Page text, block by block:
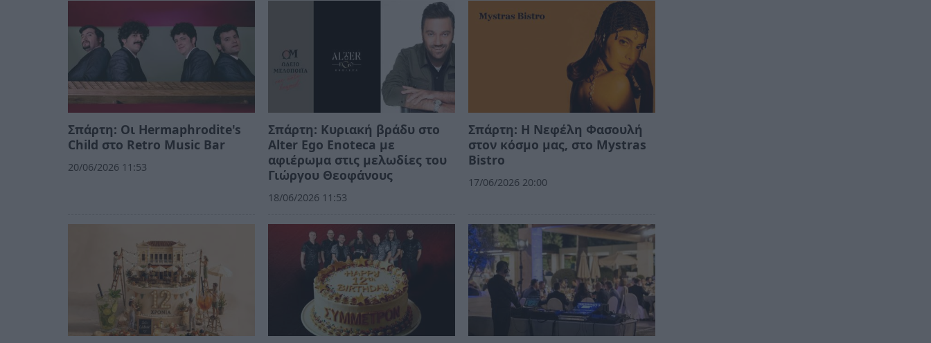
Σπάρτη: Οι Hermaphrodite's
Child στο Retro Music Bar
20/06/2026 11:53
Σπάρτη: Κυριακή βράδυ στο
Alter Ego Enoteca με
αφιέρωμα στις μελωδίες του
Γιώργου Θεοφάνους
18/06/2026 11:53
Σπάρτη: Η Νεφέλη Φασουλή
στον κόσμο μας, στο Mystras
Bistro
17/06/2026 20:00